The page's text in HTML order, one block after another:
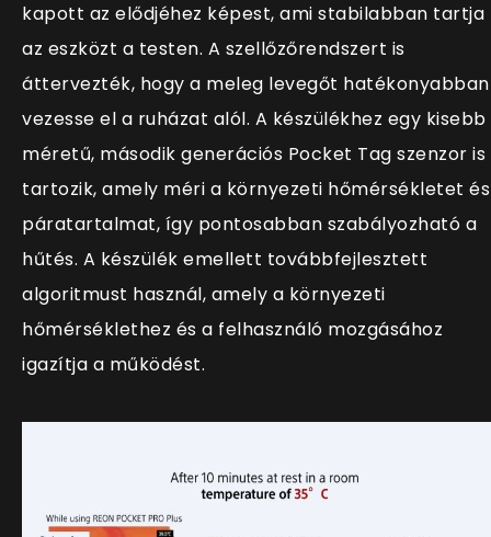
kapott az elődjéhez képest, ami stabilabban tartja
az eszközt a testen. A szellőzőrendszert is
áttervezték, hogy a meleg levegőt hatékonyabban
vezesse el a ruházat alól. A készülékhez egy kisebb
méretű, második generációs Pocket Tag szenzor is
tartozik, amely méri a környezeti hőmérsékletet és
páratartalmat, így pontosabban szabályozható a
hűtés. A készülék emellett továbbfejlesztett
algoritmust használ, amely a környezeti
hőmérséklethez és a felhasználó mozgásához
igazítja a működést.